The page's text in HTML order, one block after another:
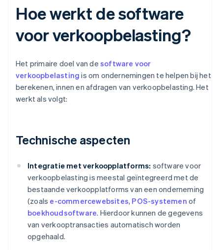
Hoe werkt de software
voor verkoopbelasting?
Het primaire doel van de software voor
verkoopbelasting is om ondernemingen te helpen bij het
berekenen, innen en afdragen van verkoopbelasting. Het
werkt als volgt:
Technische aspecten
Integratie met verkoopplatforms: software voor
verkoopbelasting is meestal geïntegreerd met de
bestaande verkoopplatforms van een onderneming
(zoals e-commercewebsites, POS-systemen of
boekhoudsoftware. Hierdoor kunnen de gegevens
van verkooptransacties automatisch worden
opgehaald.